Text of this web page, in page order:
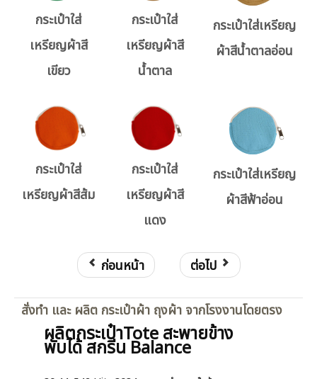
กระเป๋าใส่
เหรียญผ้าสี
เขียว
กระเป๋าใส่
เหรียญผ้าสี
น้ำตาล
กระเป๋าใส่เหรียญ
ผ้าสีน้ำตาลอ่อน
กระเป๋าใส่
เหรียญผ้าสีส้ม
กระเป๋าใส่
เหรียญผ้าสี
แดง
กระเป๋าใส่เหรียญ
ผ้าสีฟ้าอ่อน
ก่อนหน้า ต่อไป
สั่งทำ และ ผลิต กระเป๋าผ้า ถุงผ้า จากโรงงานโดยตรง
ผลิตกระเป๋าTote สะพายข้าง
พับได้ สกรีน Balance